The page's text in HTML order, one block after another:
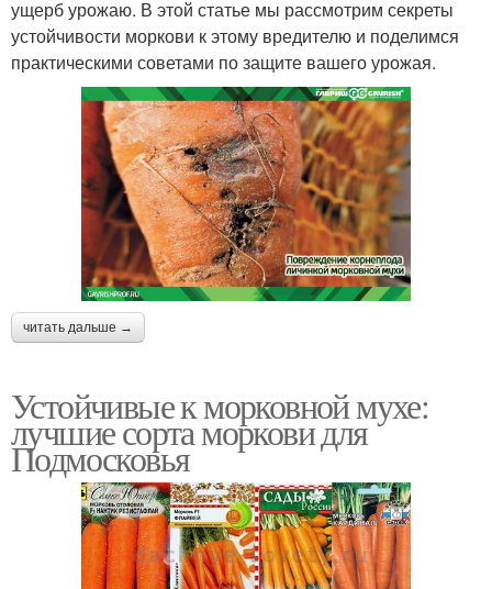
ущерб урожаю. В этой статье мы рассмотрим секреты
устойчивости моркови к этому вредителю и поделимся
практическими советами по защите вашего урожая.
читать дальше →
Устойчивые к морковной мухе:
лучшие сорта моркови для
Подмосковья